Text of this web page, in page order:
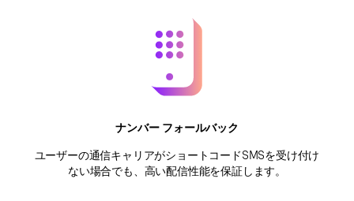
ナンバー フォールバック
ユーザーの通信キャリアがショートコードSMSを受け付け
ない場合でも、高い配信性能を保証します。